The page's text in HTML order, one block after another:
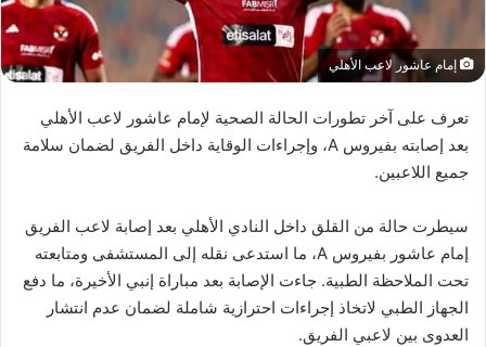
إمام عاشور لاعب الأهلي
تعرف على آخر تطورات الحالة الصحية لإمام عاشور لاعب الأهلي
بعد إصابته بفيروس A، وإجراءات الوقاية داخل الفريق لضمان سلامة
جميع اللاعبين.
سيطرت حالة من القلق داخل النادي الأهلي بعد إصابة لاعب الفريق
إمام عاشور بفيروس A، ما استدعى نقله إلى المستشفى ومتابعته
تحت الملاحظة الطبية. جاءت الإصابة بعد مباراة إنبي الأخيرة، ما دفع
الجهاز الطبي لاتخاذ إجراءات احترازية شاملة لضمان عدم انتشار
العدوى بين لاعبي الفريق.